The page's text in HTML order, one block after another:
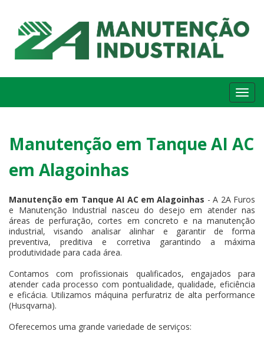
Manutenção em Tanque AI AC
em Alagoinhas
Manutenção em Tanque AI AC em Alagoinhas - A 2A Furos
e Manutenção Industrial nasceu do desejo em atender nas
áreas de perfuração, cortes em concreto e na manutenção
industrial, visando analisar alinhar e garantir de forma
preventiva, preditiva e corretiva garantindo a máxima
produtividade para cada área.
Contamos com profissionais qualificados, engajados para
atender cada processo com pontualidade, qualidade, eficiência
e eficácia. Utilizamos máquina perfuratriz de alta performance
(Husqvarna).
Oferecemos uma grande variedade de serviços: